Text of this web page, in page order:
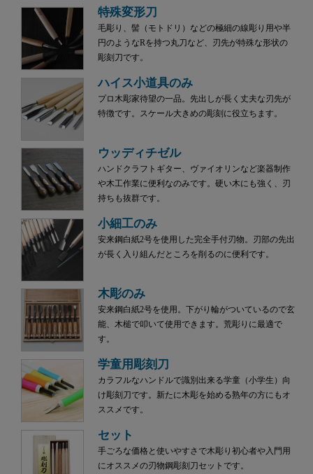
特殊変形刀
毛彫り、髻（モトドリ）などの極細の線彫り用や半
円のようなRを持つ丸刀など、刃先が特殊な形状の
彫刻刀です。
ハイス小道具のみ
プロ木彫家待望の一品。先出しが長く丈夫な刃先が
特徴です。スケール大きめの彫刻に役立ちます。
ウッディチゼル
ハンドクラフトギター、ヴァイオリンなど楽器制作
や木工作業に便利なのみです。硬い木にも強く、刃
持ちも抜群です。
小細工のみ
安来鋼白紙2号を使用した完全手付刃物。刃部の先出
が長く入り組んだところを削るのに便利です。
木彫のみ
安来鋼白紙2号を使用。下がり輪がついているので玄
能、木槌で叩いて使用できます。荒彫りに最適で
す。
学童用彫刻刀
カラフルなハンドルで識別出来る学童（小学生）向
け彫刻刀です。新たに木彫を始める熟年の方にもオ
ススメです。
セット
手ごろな価格と使いやすさで木彫り初心者や入門用
にオススメの刃物鋼彫刻刀セットです。